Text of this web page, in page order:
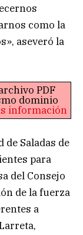
como la
aseveró la
PDF
dominio
información
Saladas de
para
del Consejo
de la fuerza
a